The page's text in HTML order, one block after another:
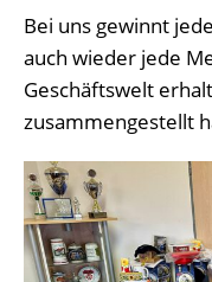
Bei uns gewinnt
auch wieder jede
Geschäftswelt
zusammengestellt